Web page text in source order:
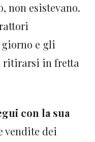
non esistevano.
e gli
ritirarsi in fretta
con la sua
vendite dei